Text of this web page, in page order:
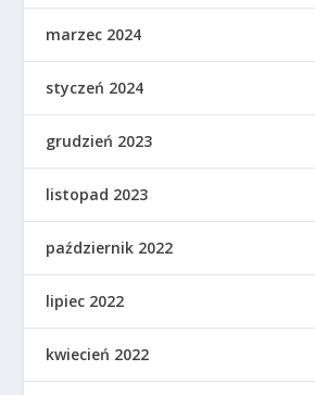
marzec 2024
styczeń 2024
grudzień 2023
listopad 2023
październik 2022
lipiec 2022
kwiecień 2022